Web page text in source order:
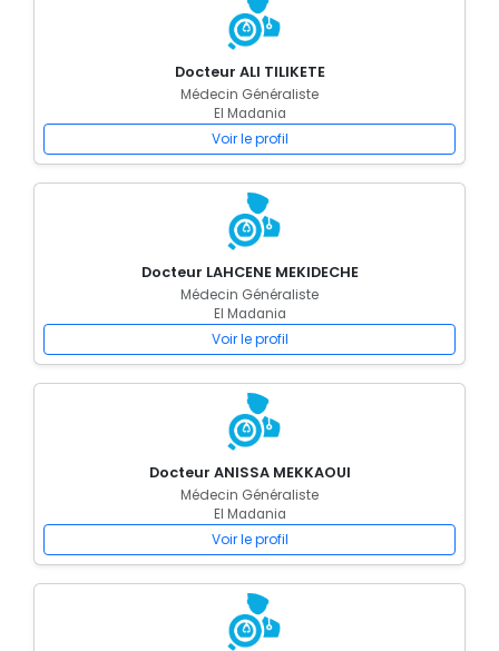
Docteur ALI TILIKETE
Médecin Généraliste
El Madania
Voir le profil
Docteur LAHCENE MEKIDECHE
Médecin Généraliste
El Madania
Voir le profil
Docteur ANISSA MEKKAOUI
Médecin Généraliste
El Madania
Voir le profil